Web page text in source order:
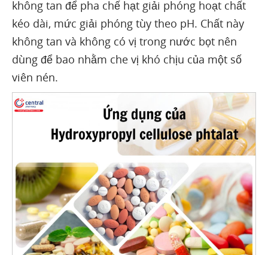
không tan để pha chế hạt giải phóng hoạt chất
kéo dài, mức giải phóng tùy theo pH. Chất này
không tan và không có vị trong nước bọt nên
dùng để bao nhằm che vị khó chịu của một số
viên nén.